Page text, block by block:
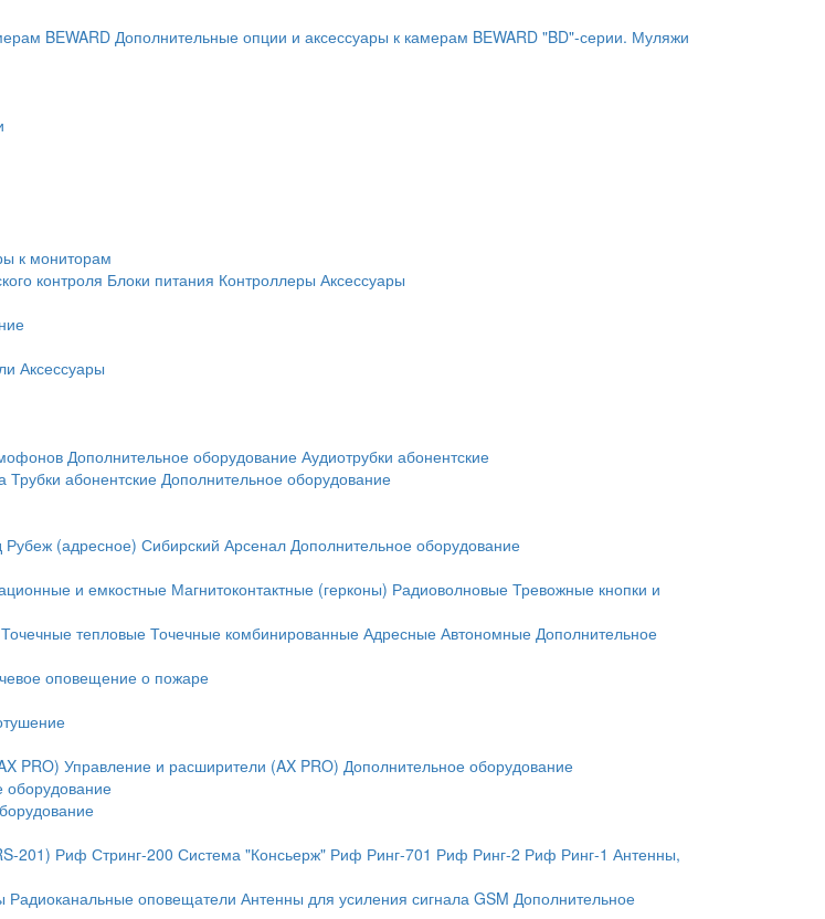
BEWARD Дополнительные опции и аксессуары к камерам BEWARD "BD"-серии. Муляжи
к мониторам
контроля Блоки питания Контроллеры Аксессуары
Аксессуары
Дополнительное оборудование Аудиотрубки абонентские
Трубки абонентские Дополнительное оборудование
Рубеж (адресное) Сибирский Арсенал Дополнительное оборудование
и емкостные Магнитоконтактные (герконы) Радиоволновые Тревожные кнопки и
Точечные тепловые Точечные комбинированные Адресные Автономные Дополнительное
оповещение о пожаре
PRO) Управление и расширители (AX PRO) Дополнительное оборудование
оборудование
201) Риф Стринг-200 Система "Консьерж" Риф Ринг-701 Риф Ринг-2 Риф Ринг-1 Антенны,
Радиоканальные оповещатели Антенны для усиления сигнала GSM Дополнительное